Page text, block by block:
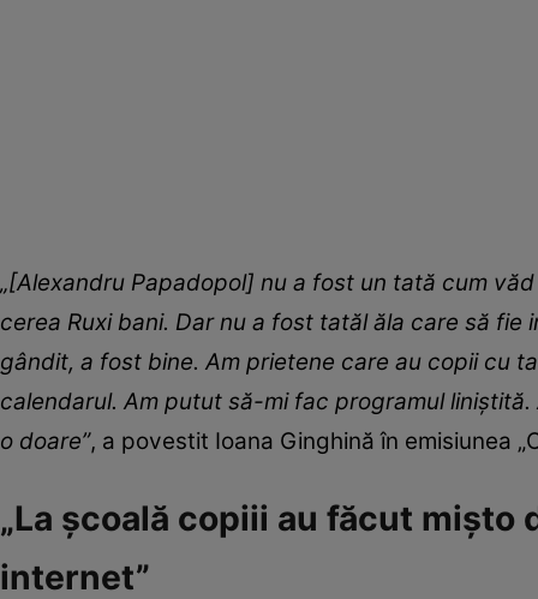
„[Alexandru Papadopol] nu a fost un tată cum
cerea Ruxi bani. Dar nu a fost tatăl ăla care să
gândit, a fost bine. Am prietene care au copii cu
calendarul. Am putut să-mi fac programul
o doare”, a povestit Ioana Ginghină în emisiunea
„La școală copiii au făcut
internet”